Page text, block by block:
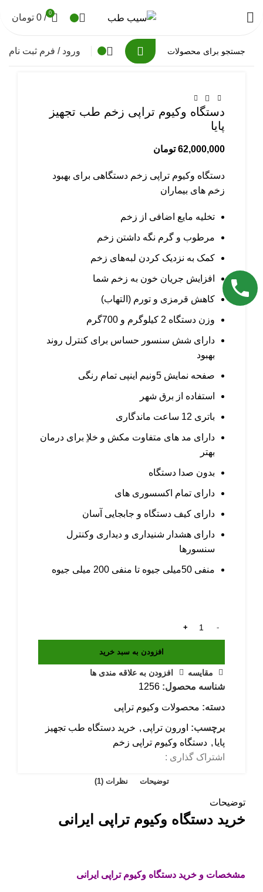
0
/
0 تومان
ورود / فرم ثبت نام برای بزرگنمایی کلیک کنید
دستگاه وکیوم تراپی زخم طب تجهیز
پایا
62,000,000 تومان
دستگاه وکیوم تراپی زخم دستگاهی برای بهبود
زخم های بیماران
تخلیه مایع اضافی از زخم
مرطوب و گرم نگه داشتن زخم
کمک به نزدیک کردن لبه‌های زخم
افزایش جریان خون به زخم شما
کاهش قرمزی و تورم (التهاب)
وزن دستگاه 2 کیلوگرم و 700گرم
دارای شش سنسور حساس برای کنترل روند
بهبود
صفحه نمایش 5ونیم اینپی تمام رنگی
استفاده از برق شهر
باتری 12 ساعت ماندگاری
دارای مد های متفاوت مکش و خلاِ برای درمان
بهتر
بدون صدا دستگاه
دارای تمام اکسسوری های
دارای کیف دستگاه و جابجایی آسان
دارای هشدار شنیداری و دیداری وکنترل
سنسورها
منفی 50میلی جیوه تا منفی 200 میلی جیوه
افزودن به سبد خرید
مقایسه افزودن به علاقه مندی ها
شناسه محصول: 1256
دسته: محصولات وکیوم تراپی
برچسب: اورون تراپی , خرید دستگاه طب تجهیز
پایا , دستگاه وکیوم تراپی زخم
اشتراک گذاری :
توضیحات نظرات (1)
توضیحات
خرید دستگاه وکیوم تراپی ایرانی
مشخصات و خرید دستگاه وکیوم تراپی ایرانی